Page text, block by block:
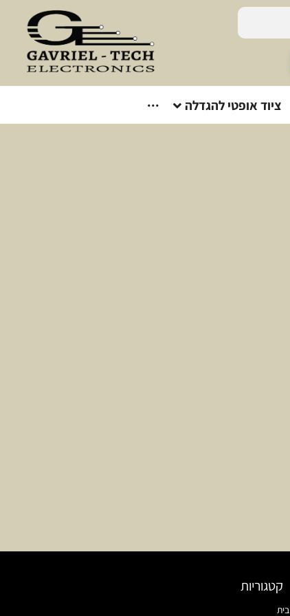
ציוד אופטי להגדלה ···
קטגוריות
בית